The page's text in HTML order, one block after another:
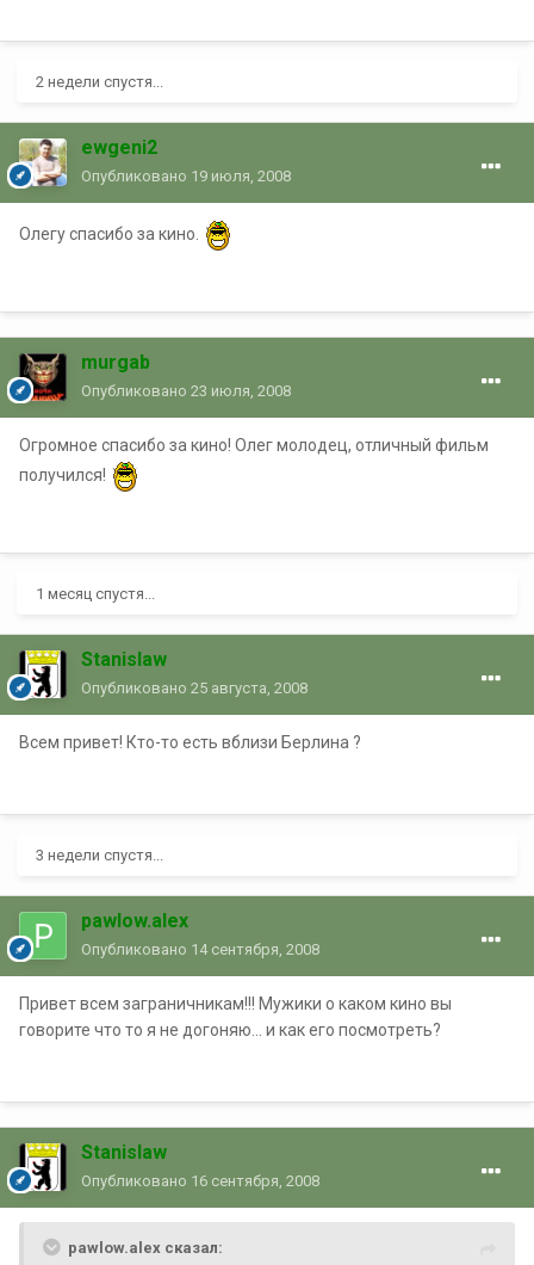
2 недели спустя...
ewgeni2
Опубликовано 19 июля, 2008
Олегу спасибо за кино.
murgab
Опубликовано 23 июля, 2008
Огромное спасибо за кино! Олег молодец, отличный фильм
получился!
1 месяц спустя...
Stanislaw
Опубликовано 25 августа, 2008
Всем привет! Кто-то есть вблизи Берлина ?
3 недели спустя...
pawlow.alex
Опубликовано 14 сентября, 2008
Привет всем заграничникам!!! Мужики о каком кино вы
говорите что то я не догоняю... и как его посмотреть?
Stanislaw
Опубликовано 16 сентября, 2008
pawlow.alex сказал: